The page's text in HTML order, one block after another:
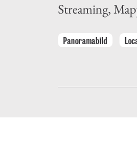
Streaming,
Panoramabild